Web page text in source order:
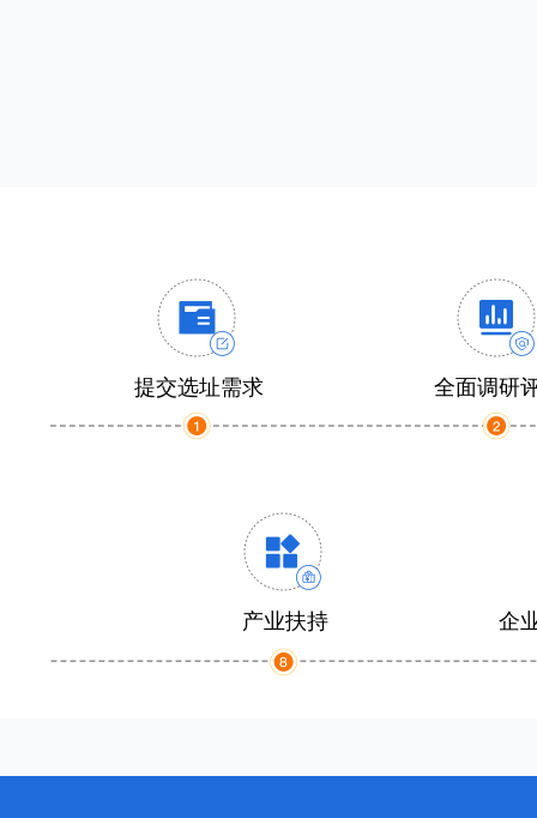
提交选址需求 全面调研
产业扶持 企